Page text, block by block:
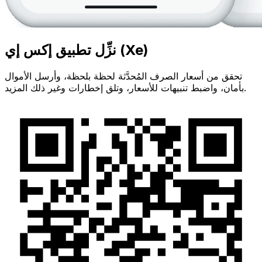
نزِّل تطبيق إكس إي (Xe)
تحقق من أسعار الصرف المُحدَّثة لحظة بلحظة، وأرسل الأموال
بأمان، واضبط تنبيهات للأسعار، وتلق إخطارات وغير ذلك المزيد.